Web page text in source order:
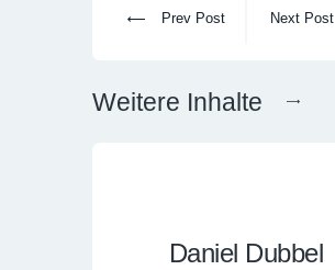
Prev Post Next Post
Weitere Inhalte
Daniel Dubbel